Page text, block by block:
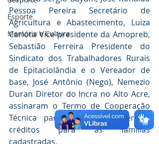
Esporte
Memória e Cultura
Pessoa Pereira Secretário de
Agricultura e Abastecimento, Luiza
Carlota Vice-presidente da Amopreb,
Sebastião Ferreira Presidente do
Sindicato dos Trabalhadores Rurais
de Epitaciolândia e o Vereador de
base, José Antônio (Nego), Nemezio
Duran Diretor do Incra no Alto Acre,
assinaram o Termo de Cooperação
Técnica para liberar os referidos
créditos para as famílias
cadastradas.